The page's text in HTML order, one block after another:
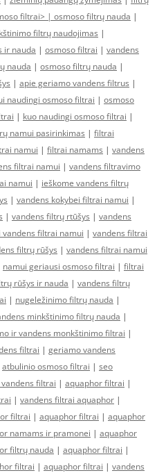
filtrai> | osmoso filtrų nauda |
filtrų naudojimas |
ir nauda | osmoso filtrai | vandens
nauda | osmoso filtrų nauda |
| apie geriamo vandens filtrus |
naudingi osmoso filtrai | osmoso
| kuo naudingi osmoso filtrai |
namui pasirinkimas | filtrai
namui | filtrai namams | vandens
filtrai namui | vandens filtravimo
namui | ieškome vandens filtrų
| vandens kokybei filtrai namui |
| vandens filtrų rtūšys | vandens
filtrai namui | vandens filtrai
filtrų rūšys | vandens filtrai namui
namui geriausi osmoso filtrai | filtrai
rūšys ir nauda | vandens filtrų
| nugeležinimo filtrų nauda |
minkštinimo filtrų nauda |
ir vandens monkštinimo filtrai |
filtrai | geriamo vandens
atbulinio osmoso filtrai | seo
filtrai | aquaphor filtrai |
| vandens filtrai aquaphor |
filtrai | aquaphor filtrai | aquaphor
namams ir pramonei | aquaphor
filtrų nauda | aquaphor filtrai |
filtrai | aquaphor filtrai | vandens